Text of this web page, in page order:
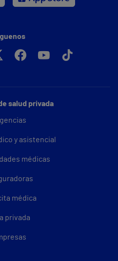
salud privada
y asistencial
médicas
médica
privada